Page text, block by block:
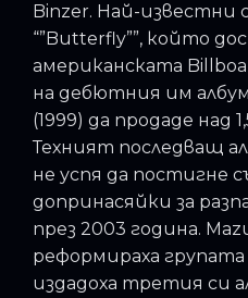
Binzer. Най-известни
“”Butterfly””, който
американската
на дебютния им
(1999) да продаде над
Техният последващ
не успя да постигне
допринасяйки за
през 2003 година.
реформираха групата
издадоха третия си